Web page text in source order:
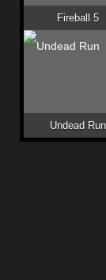
Fireball 5
Undead Run